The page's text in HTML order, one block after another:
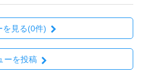
を見る(0件)
ーを投稿